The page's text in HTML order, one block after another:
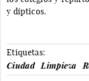
y dípticos.
Etiquetas:
Ciudad
Limpieza